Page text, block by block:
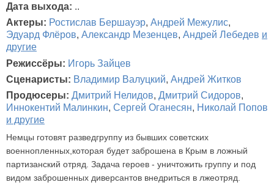
Дата выхода: ..
Актеры: Ростислав Бершауэр, Андрей Межулис,
Эдуард Флёров, Александр Мезенцев, Андрей Лебедев и
другие
Режиссёры: Игорь Зайцев
Сценаристы: Владимир Валуцкий, Андрей Житков
Продюсеры: Дмитрий Нелидов, Дмитрий Сидоров,
Иннокентий Малинкин, Сергей Оганесян, Николай Попов
и другие
Немцы готовят разведгруппу из бывших советских
военнопленных,которая будет заброшена в Крым в ложный
партизанский отряд. Задача героев - уничтожить группу и под
видом заброшенных диверсантов внедриться в лжеотряд.